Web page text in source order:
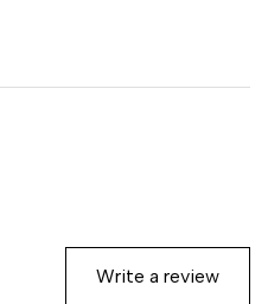
Write a review